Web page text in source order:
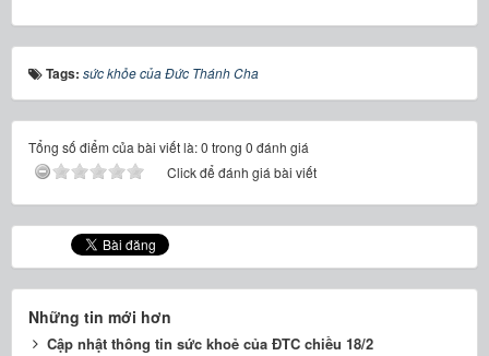
Tags: sức khỏe của Đức Thánh Cha
Tổng số điểm của bài viết là: 0 trong 0 đánh giá
Click để đánh giá bài viết
Những tin mới hơn
Cập nhật thông tin sức khoẻ của ĐTC chiều 18/2